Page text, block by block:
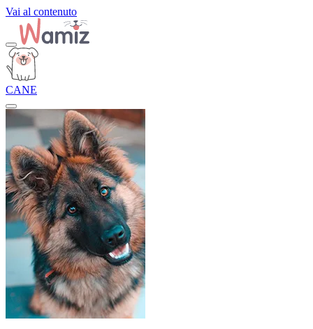
Vai al contenuto
CANE